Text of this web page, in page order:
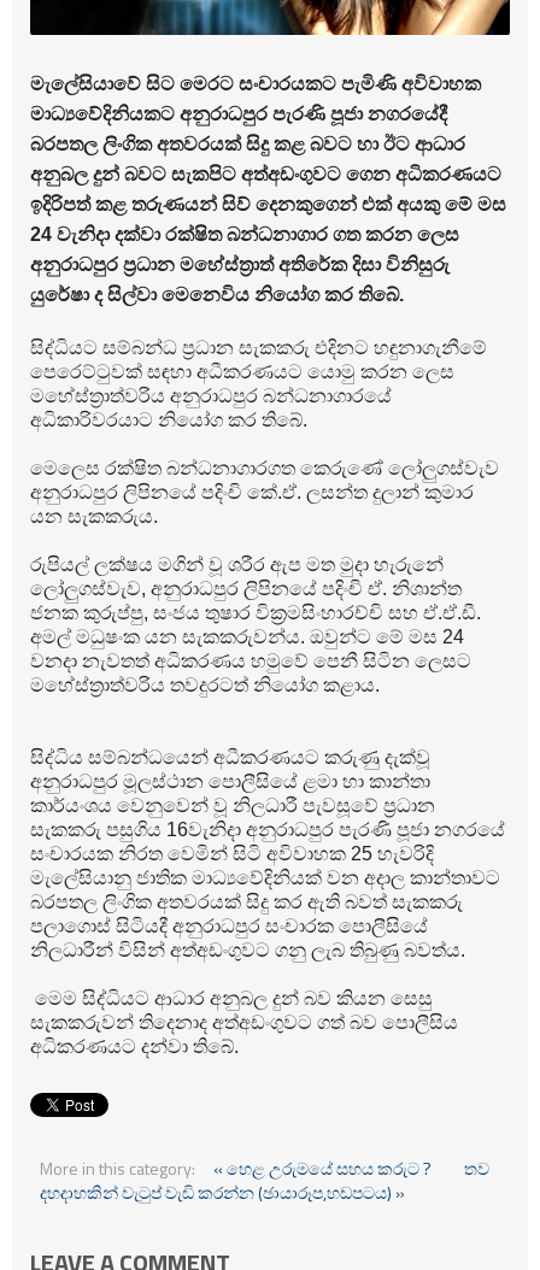
මැලේසියාවේ සිට මෙරට සංචාරයකට පැමිණි අවිවාහක
මාධ්‍යවේදිනියකට අනුරාධපුර පැරණි පූජා නගරයේදී
බරපතල ලිංගික අතවරයක් සිදු කළ බවට හා ඊට ආධාර
අනුබල දුන් බවට සැකපිට අත්අඩංගුවට ගෙන අධිකරණයට
ඉදිරිපත් කළ තරුණයන් සිව් දෙනකුගෙන් එක් අයකු මේ මස
24 වැනිදා දක්වා රක්ෂිත බන්ධනාගාර ගත කරන ලෙස
අනුරාධපුර ප්‍රධාන මහේස්ත්‍රාත් අතිරේක දිසා විනිසුරු
යුරේෂා ද සිල්වා මෙනෙවිය නියෝග කර තිබේ.
සිද්ධියට සම්බන්ධ ප්‍රධාන සැකකරු එදිනට හඳුනාගැනීමේ
පෙරෙට්ටුවක් සඳහා අධීකරණයට යොමු කරන ලෙස
මහේස්ත්‍රාත්වරිය අනුරාධපුර බන්ධනාගාරයේ
අධිකාරිවරයාට නියෝග කර තිබේ.
මෙලෙස රක්ෂිත බන්ධනාගාරගත කෙරුණේ ලෝලුගස්වැව
අනුරාධපුර ලිපිනයේ පදිංචි කේ.ඒ. ලසන්ත දුලාන් කුමාර
යන සැකකරුය.
රුපියල් ලක්ෂය මගින් වූ ශරීර ඇප මත මුදා හැරුනේ
ලෝලුගස්වැව, අනුරාධපුර ලිපිනයේ පදිංචි ඒ. නිශාන්ත
ජනක කුරුප්පු, සංජය තුෂාර වික්‍රමසිංහාරච්චි සහ ඒ.ඒ.ඩී.
අමල් මධුෂංක යන සැකකරුවන්ය. ඔවුන්ට මේ මස 24
වනදා නැවතත් අධිකරණය හමුවේ පෙනී සිටින ලෙසට
මහේස්ත්‍රාත්වරිය තවදුරටත් නියෝග කළාය.
සිද්ධිය සම්බන්ධයෙන් අධීකරණයට කරුණු දැක්වූ
අනුරාධපුර මූලස්ථාන පොලීසියේ ළමා හා කාන්තා
කාර්යංශය වෙනුවෙන් වූ නිලධාරී පැවසූවේ ප්‍රධාන
සැකකරු පසුගිය 16වැනිදා අනුරාධපුර පැරණි පූජා නගරයේ
සංචාරයක නිරත වෙමින් සිටි අවිවාහක 25 හැවරිදි
මැලේසියානු ජාතික මාධ්‍ය‍වේදිනියක් වන අදාල කාන්තාවට
බරපතල ලිංගික අතවරයක් සිදු කර ඇති බවත් සැකකරු
පලාගොස් සිටියදී අනුරාධපුර සංචාරක පොලීසියේ
නිලධාරීන් විසින් අත්අඩංගුවට ගනු ලැබ තිබුණු බවත්ය.
මෙම සිද්ධියට ආධාර අනුබල දුන් බව කියන සෙසු
සැකකරුවන් තිදෙනාද අත්අඩංගුවට ගත් බව පොලීසිය
අධිකරණයට දන්වා තිබේ.
More in this category: « හෙළ උරුමයේ සහය කරුට ?
තව
දහදාහකින් වැටුප් වැඩි කරන්න (ඡායාරූප,හඩපටය) »
LEAVE A COMMENT